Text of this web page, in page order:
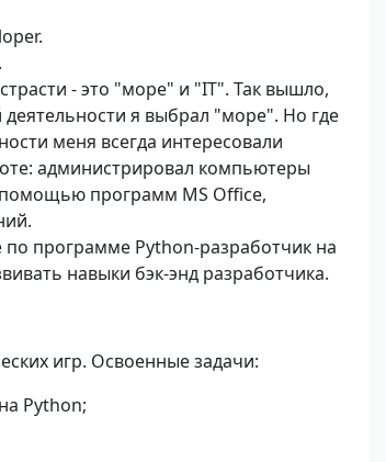
- это "море" и "IT". Так вышло,
я выбрал "море". Но где
меня всегда интересовали
администрировал компьютеры
программ MS Office,
программе Python-разработчик на
навыки бэк-энд разработчика.
игр. Освоенные задачи:
Python;